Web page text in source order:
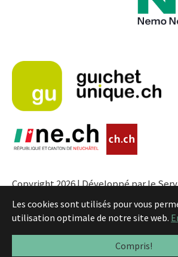
Les cookies sont utilisés pour vous
utilisation optimale de notre site web.
Compris!
Copyright 2026 | Développé par le
de l'Entité neuchâteloise |